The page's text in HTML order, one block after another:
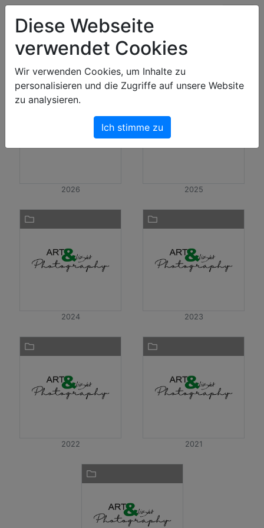
Art & Light Bildershop
Bilder
2026 2025
2024 2023
2022 2021
Diese Webseite
verwendet Cookies
Wir verwenden Cookies, um Inhalte zu
personalisieren und die Zugriffe auf unsere Website
zu analysieren.
Ich stimme zu